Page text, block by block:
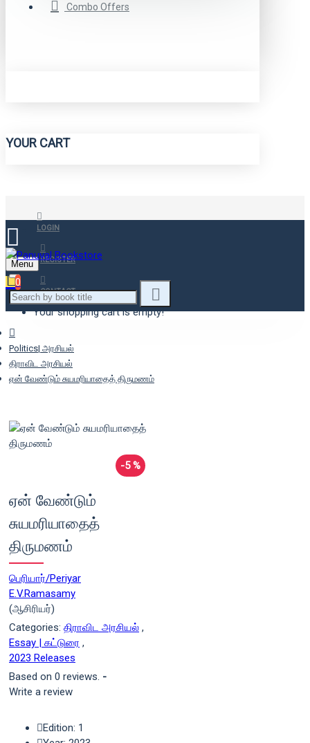
Combo Offers
YOUR CART
LOGIN
REGISTER
CONTACT
Menu
0
Your shopping cart is empty!
Politics| அரசியல்
திராவிட அரசியல்
ஏன் வேண்டும் சுயமரியாதைத் திருமணம்
-5 %
ஏன் வேண்டும்
சுயமரியாதைத்
திருமணம்
பெரியார்/Periyar
E.V.Ramasamy
(ஆசிரியர்)
Categories: திராவிட அரசியல் ,
Essay | கட்டுரை ,
2023 Releases
Based on 0 reviews. -
Write a review
Edition: 1